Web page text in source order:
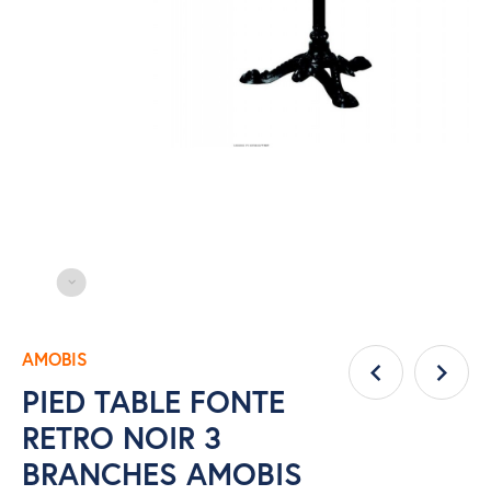
AMOBIS
PIED TABLE FONTE
RETRO NOIR 3
BRANCHES AMOBIS